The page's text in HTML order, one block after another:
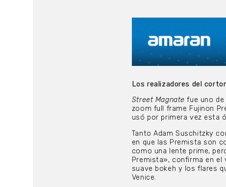
Los realizadores del
Street Magnate fue uno
zoom full frame Fujinon
usó por primera vez esta
Tanto Adam Suschitzky
en que las Premista son
como una lente prime,
Premista», confirma en el
suave bokeh y los flares
Venice.